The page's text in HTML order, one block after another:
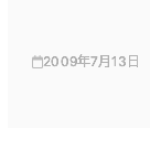
2009年7月13日